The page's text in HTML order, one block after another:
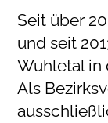
Seit über
und seit
Wuhletal in
Als